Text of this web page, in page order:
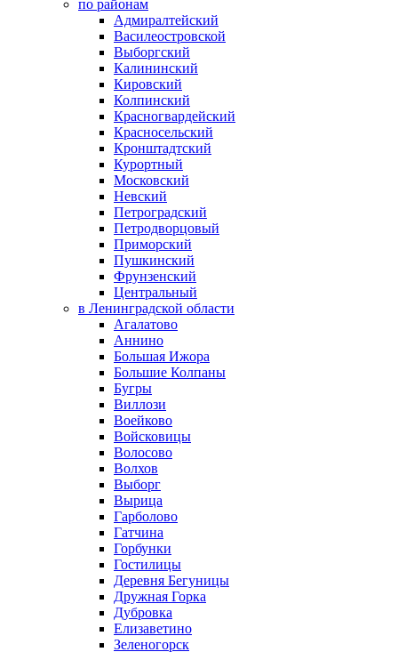
по районам
Адмиралтейский
Василеостровской
Выборгский
Калининский
Кировский
Колпинский
Красногвардейский
Красносельский
Кронштадтский
Курортный
Московский
Невский
Петроградский
Петродворцовый
Приморский
Пушкинский
Фрунзенский
Центральный
в Ленинградской области
Агалатово
Аннино
Большая Ижора
Большие Колпаны
Бугры
Виллози
Воейково
Войсковицы
Волосово
Волхов
Выборг
Вырица
Гарболово
Гатчина
Горбунки
Гостилицы
Деревня Бегуницы
Дружная Горка
Дубровка
Елизаветино
Зеленогорск